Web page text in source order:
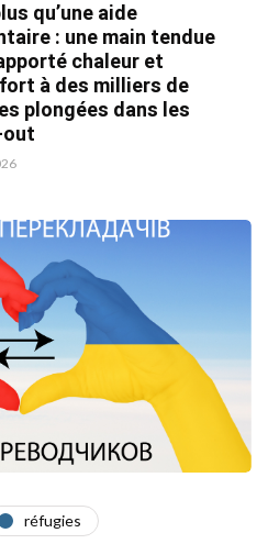
qu’une aide
: une main tendue
chaleur et
à des milliers de
plongées dans les
réfugies